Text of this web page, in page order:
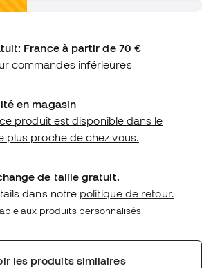
France à partir de 70 €
commandes inférieures
en magasin
produit est disponible dans le
plus proche de chez vous.
de taille gratuit.
dans notre politique de retour.
aux produits personnalisés.
les produits similaires